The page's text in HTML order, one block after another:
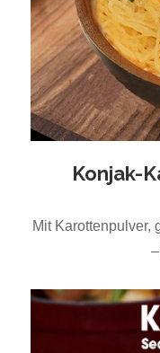
Konjak-
Mit Karottenpulver,